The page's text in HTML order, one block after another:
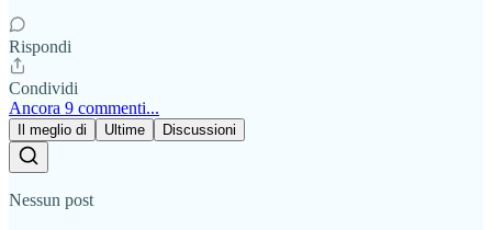
Rispondi
Condividi
Ancora 9 commenti...
Il meglio di Ultime Discussioni
Nessun post